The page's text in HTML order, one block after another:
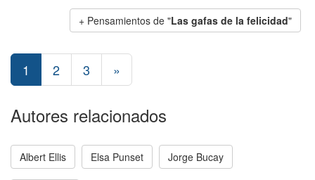
+ Pensamientos de "Las gafas de la felicidad"
1 2 3 »
Autores relacionados
Albert Ellis Elsa Punset Jorge Bucay